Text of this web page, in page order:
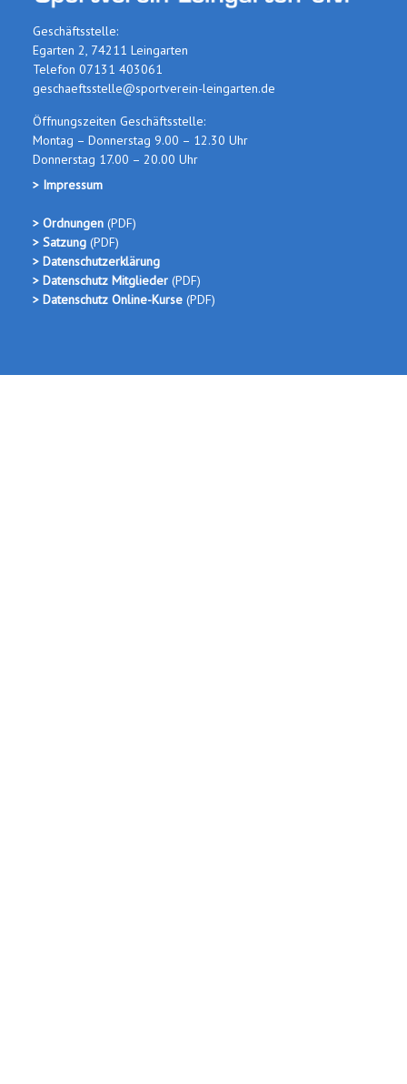
Geschäftsstelle:
Egarten 2, 74211 Leingarten
Telefon 07131 403061
geschaeftsstelle@sportverein-leingarten.de
Öffnungszeiten Geschäftsstelle:
Montag – Donnerstag 9.00 – 12.30 Uhr
Donnerstag 17.00 – 20.00 Uhr
> Impressum
> Ordnungen (PDF)
> Satzung (PDF)
> Datenschutzerklärung
> Datenschutz Mitglieder (PDF)
> Datenschutz Online-Kurse (PDF)